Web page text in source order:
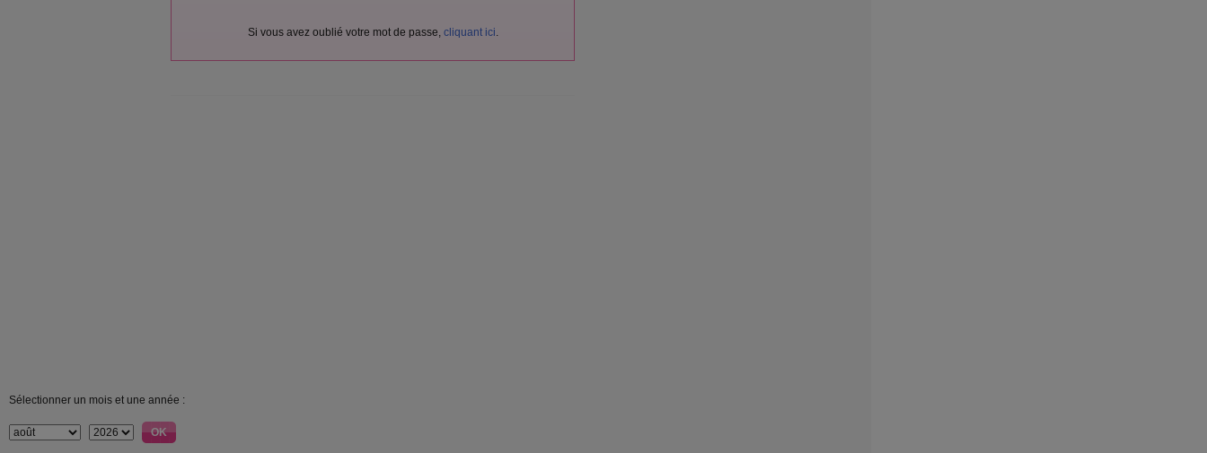
Si vous avez oublié votre mot de passe, cliquant ici.
Sélectionner un mois et une année :